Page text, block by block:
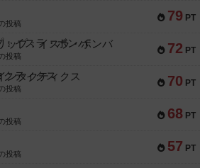
79 PT
投稿
72 PT
ップ：イスラ・ボンバ
投稿
70 PT
ンタクティクス
投稿
68 PT
投稿
57 PT
投稿